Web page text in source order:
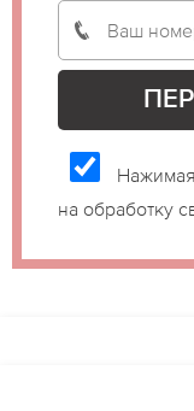
на обработку